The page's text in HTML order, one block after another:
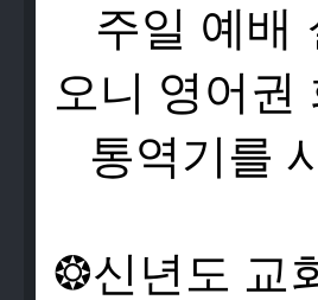
주일 예배
오니 영어 권
통역 기를
❂신 년 도 교